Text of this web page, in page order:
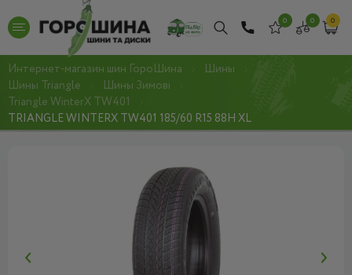
0 0 0
Интернет-магазин шин ГороШина
Шины
Шины Triangle
Шины Зимові
Triangle WinterX TW401
TRIANGLE WINTERX TW401 185/60 R15 88H XL